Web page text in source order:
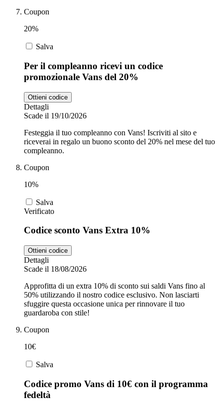
Coupon
20%
Salva
Per il compleanno ricevi un codice
promozionale Vans del 20%
Ottieni codice
Dettagli
Scade il 19/10/2026
Festeggia il tuo compleanno con Vans! Iscriviti al sito e
riceverai in regalo un buono sconto del 20% nel mese del tuo
compleanno.
Coupon
10%
Salva
Verificato
Codice sconto Vans Extra 10%
Ottieni codice
Dettagli
Scade il 18/08/2026
Approfitta di un extra 10% di sconto sui saldi Vans fino al
50% utilizzando il nostro codice esclusivo. Non lasciarti
sfuggire questa occasione unica per rinnovare il tuo
guardaroba con stile!
Coupon
10€
Salva
Codice promo Vans di 10€ con il programma
fedeltà